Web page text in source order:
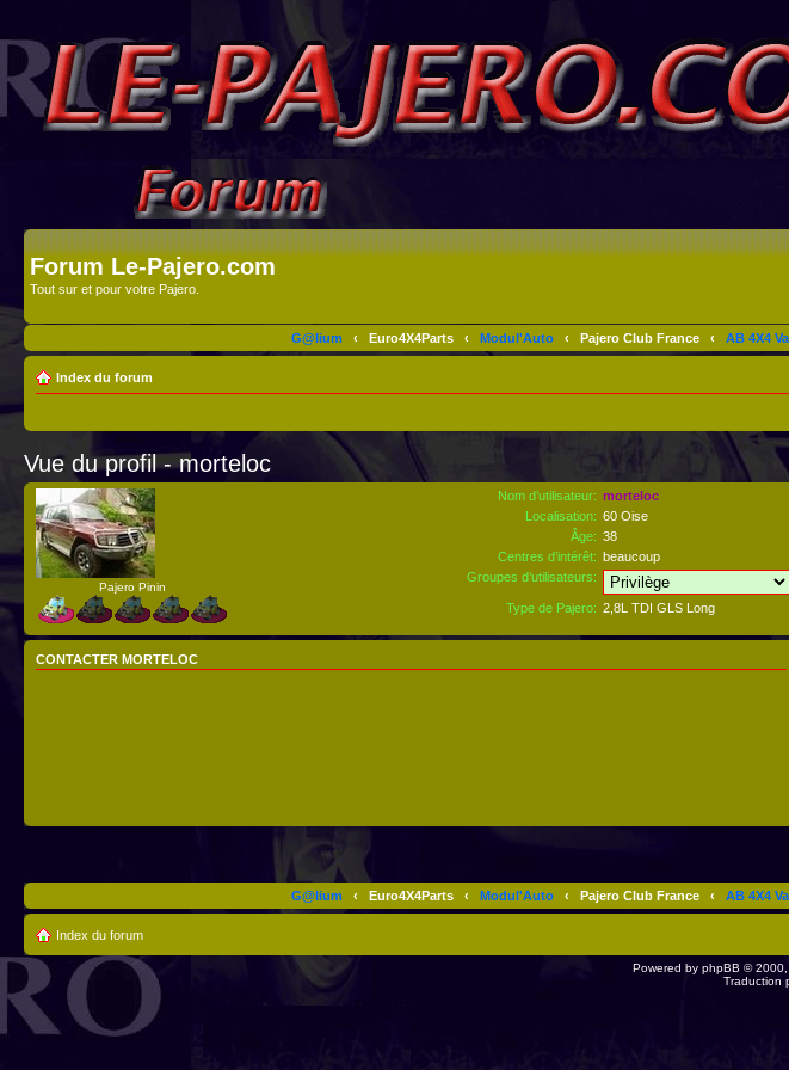
Forum Le-Pajero.com
Tout sur et pour votre Pajero.
G@lium ‹ Euro4X4Parts ‹ Modul'Auto ‹ Pajero Club France ‹ AB 4X4
Index du forum
Vue du profil - morteloc
Pajero Pinin
Nom d’utilisateur: morteloc
Localisation: 60 Oise
Âge: 38
Centres d’intérêt: beaucoup
Groupes d’utilisateurs:
Type de Pajero: 2,8L TDI GLS Long
CONTACTER MORTELOC
G@lium ‹ Euro4X4Parts ‹ Modul'Auto ‹ Pajero Club France ‹ AB 4X4
Index du forum
Powered by phpBB ©
Traduction